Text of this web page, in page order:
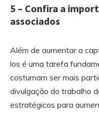
5 – Confira a
associados
Além de aumentar a
los é uma tarefa
costumam ser mais
divulgação do trabalho
estratégicos para